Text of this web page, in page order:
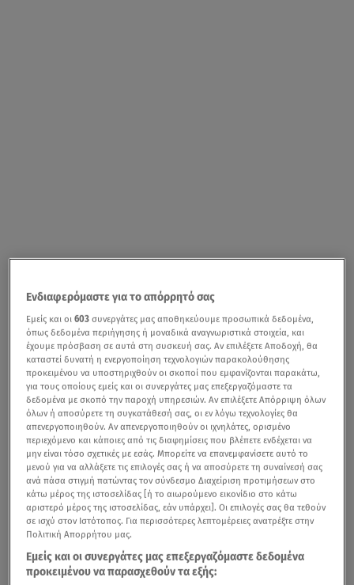
Ενδιαφερόμαστε για το απόρρητό σας
Εμείς και οι603 συνεργάτες μας αποθηκεύουμε προσωπικά δεδομένα,
όπως δεδομένα περιήγησης ή μοναδικά αναγνωριστικά στοιχεία, και
έχουμε πρόσβαση σε αυτά στη συσκευή σας. Αν επιλέξετε Αποδοχή, θα
καταστεί δυνατή η ενεργοποίηση τεχνολογιών παρακολούθησης
προκειμένου να υποστηριχθούν οι σκοποί που εμφανίζονται παρακάτω,
για τους οποίους εμείς και οι συνεργάτες μας επεξεργαζόμαστε τα
δεδομένα με σκοπό την παροχή υπηρεσιών. Αν επιλέξετε Απόρριψη όλων
όλων ή αποσύρετε τη συγκατάθεσή σας, οι εν λόγω τεχνολογίες θα
απενεργοποιηθούν. Αν απενεργοποιηθούν οι ιχνηλάτες, ορισμένο
περιεχόμενο και κάποιες από τις διαφημίσεις που βλέπετε ενδέχεται να
μην είναι τόσο σχετικές με εσάς. Μπορείτε να επανεμφανίσετε αυτό το
μενού για να αλλάξετε τις επιλογές σας ή να αποσύρετε τη συναίνεσή σας
ανά πάσα στιγμή πατώντας τον σύνδεσμο Διαχείριση προτιμήσεων στο
κάτω μέρος της ιστοσελίδας [ή το αιωρούμενο εικονίδιο στο κάτω
αριστερό μέρος της ιστοσελίδας, εάν υπάρχει]. Οι επιλογές σας θα τεθούν
σε ισχύ στον Ιστότοπος. Για περισσότερες λεπτομέρειες ανατρέξτε στην
Πολιτική Απορρήτου μας.
Εμείς και οι συνεργάτες μας επεξεργαζόμαστε δεδομένα
προκειμένου να παρασχεθούν τα εξής: